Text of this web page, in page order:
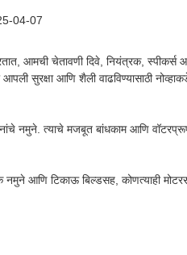
04-07
आमची चेतावणी दिवे, नियंत्रक,
सुरक्षा आणि शैली वाढविण्यासाठी
नमुने. त्याचे मजबूत बांधकाम आणि वॉटरप्रूफ
आणि टिकाऊ बिल्डसह, कोणत्याही